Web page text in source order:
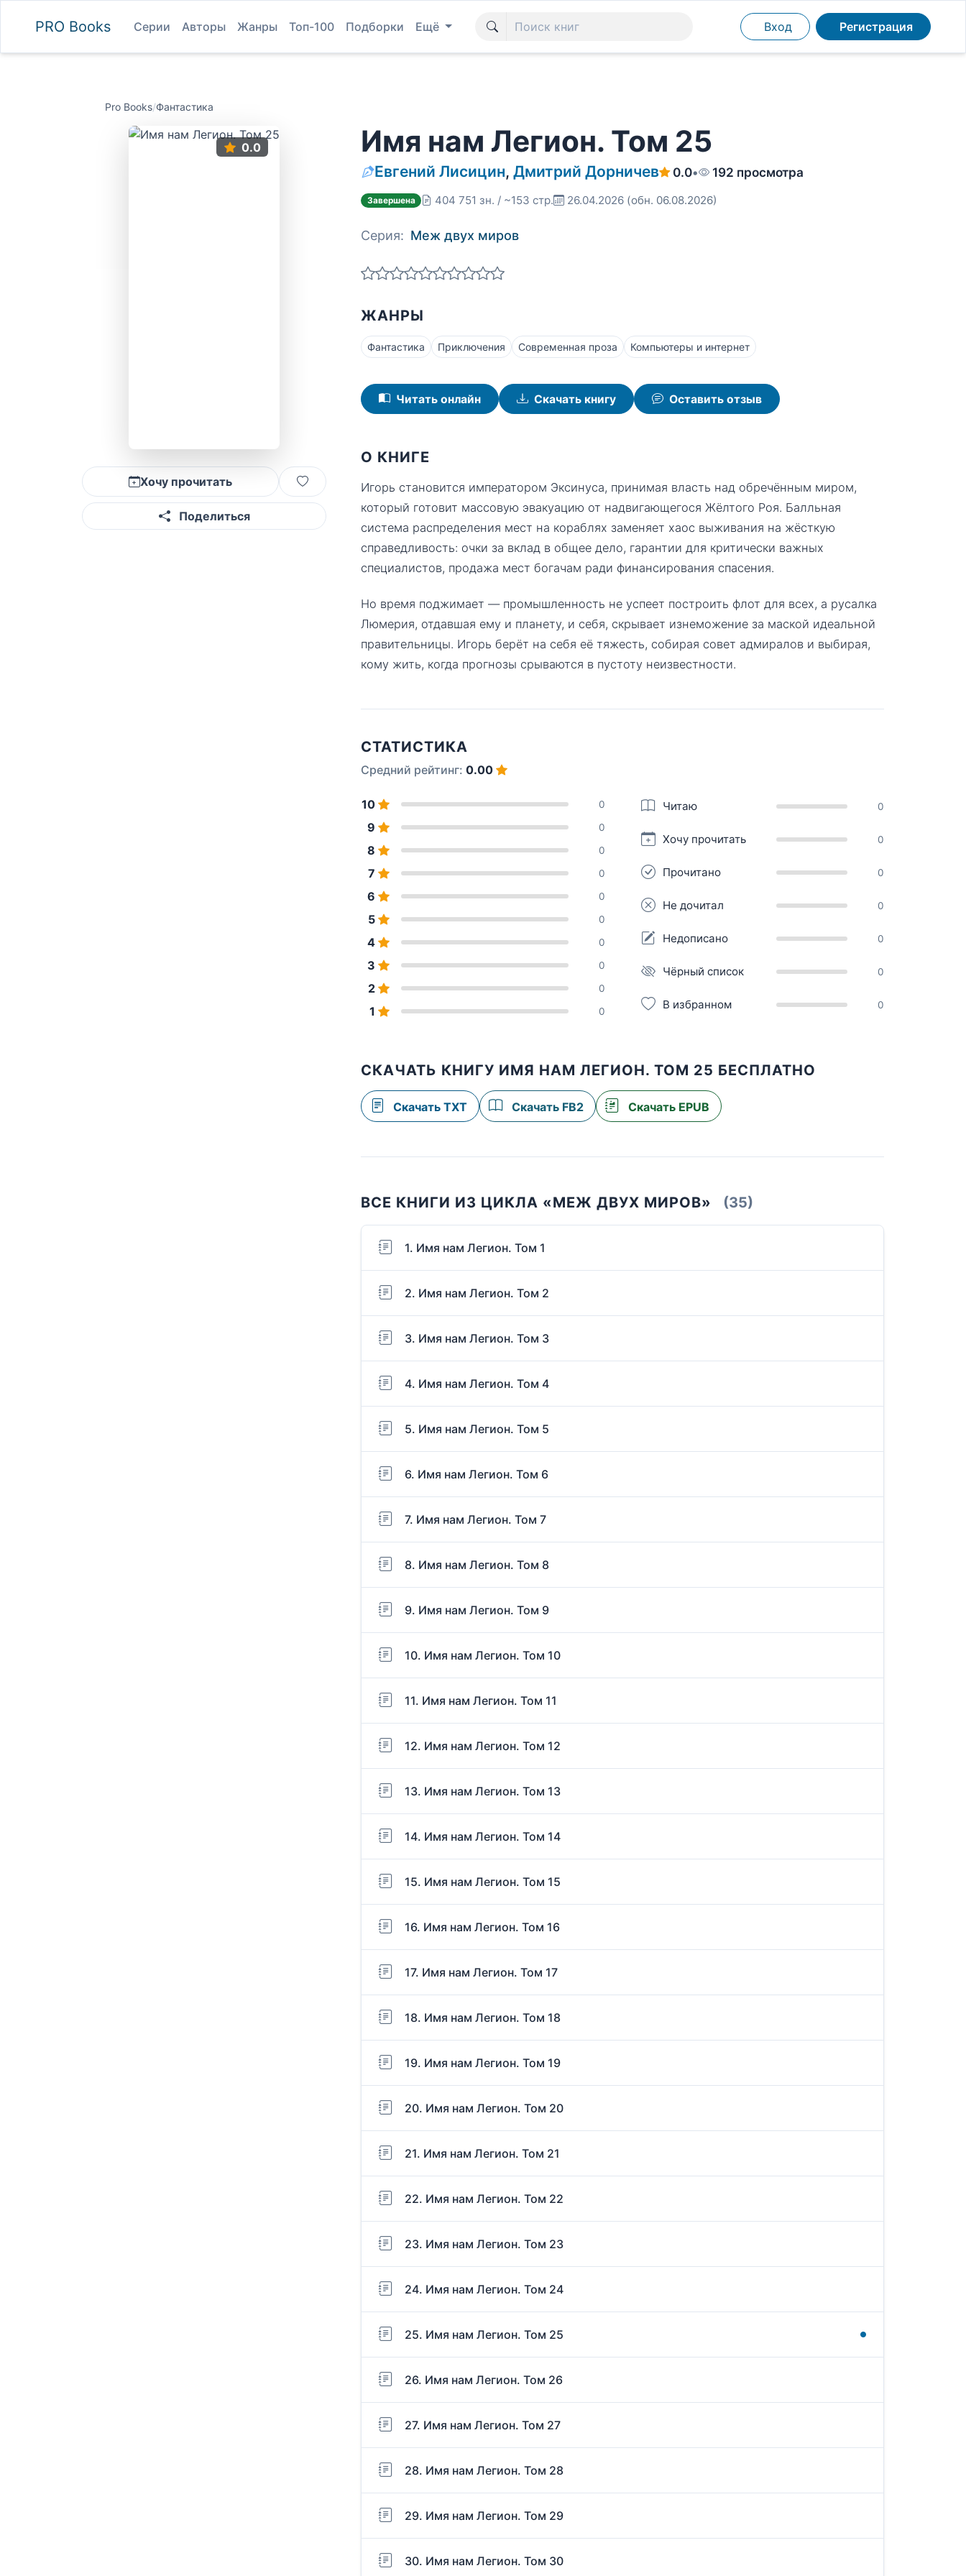
PRO Books Серии Авторы Жанры Топ-100 Подборки Ещё Вход Регистрация
Pro Books/Фантастика
0.0
Хочу прочитать
Поделиться
Имя нам Легион. Том 25
Евгений Лисицин, Дмитрий Дорничев 0.0• 192 просмотра
Завершена 404 751 зн. / ~153 стр. 26.04.2026 (обн. 06.08.2026)
Серия: Меж двух миров
ЖАНРЫ
Фантастика Приключения Современная проза Компьютеры и интернет
Читать онлайн Скачать книгу Оставить отзыв
О КНИГЕ
Игорь становится императором Эксинуса, принимая власть над обречённым миром,
который готовит массовую эвакуацию от надвигающегося Жёлтого Роя. Балльная
система распределения мест на кораблях заменяет хаос выживания на жёсткую
справедливость: очки за вклад в общее дело, гарантии для критически важных
специалистов, продажа мест богачам ради финансирования спасения.
Но время поджимает — промышленность не успеет построить флот для всех, а русалка
Люмерия, отдавшая ему и планету, и себя, скрывает изнеможение за маской идеальной
правительницы. Игорь берёт на себя её тяжесть, собирая совет адмиралов и выбирая,
кому жить, когда прогнозы срываются в пустоту неизвестности.
СТАТИСТИКА
Средний рейтинг: 0.00
10 0
9 0
8 0
7 0
6 0
5 0
4 0
3 0
2 0
1 0
Читаю 0
Хочу прочитать 0
Прочитано 0
Не дочитал 0
Недописано 0
Чёрный список 0
В избранном 0
СКАЧАТЬ КНИГУ ИМЯ НАМ ЛЕГИОН. ТОМ 25 БЕСПЛАТНО
Скачать TXT Скачать FB2 Скачать EPUB
ВСЕ КНИГИ ИЗ ЦИКЛА «МЕЖ ДВУХ МИРОВ» (35)
1. Имя нам Легион. Том 1
2. Имя нам Легион. Том 2
3. Имя нам Легион. Том 3
4. Имя нам Легион. Том 4
5. Имя нам Легион. Том 5
6. Имя нам Легион. Том 6
7. Имя нам Легион. Том 7
8. Имя нам Легион. Том 8
9. Имя нам Легион. Том 9
10. Имя нам Легион. Том 10
11. Имя нам Легион. Том 11
12. Имя нам Легион. Том 12
13. Имя нам Легион. Том 13
14. Имя нам Легион. Том 14
15. Имя нам Легион. Том 15
16. Имя нам Легион. Том 16
17. Имя нам Легион. Том 17
18. Имя нам Легион. Том 18
19. Имя нам Легион. Том 19
20. Имя нам Легион. Том 20
21. Имя нам Легион. Том 21
22. Имя нам Легион. Том 22
23. Имя нам Легион. Том 23
24. Имя нам Легион. Том 24
25. Имя нам Легион. Том 25
26. Имя нам Легион. Том 26
27. Имя нам Легион. Том 27
28. Имя нам Легион. Том 28
29. Имя нам Легион. Том 29
30. Имя нам Легион. Том 30